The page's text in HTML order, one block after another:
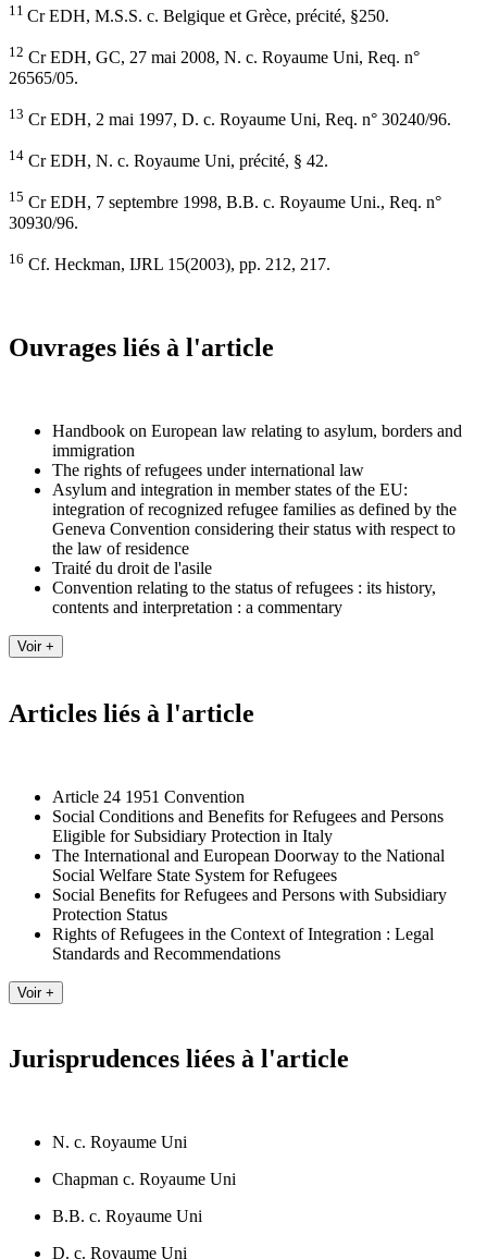
11 Cr EDH, M.S.S. c. Belgique et Grèce, précité, §250.
12 Cr EDH, GC, 27 mai 2008, N. c. Royaume Uni, Req. n°
26565/05.
13 Cr EDH, 2 mai 1997, D. c. Royaume Uni, Req. n° 30240/96.
14 Cr EDH, N. c. Royaume Uni, précité, § 42.
15 Cr EDH, 7 septembre 1998, B.B. c. Royaume Uni., Req. n°
30930/96.
16 Cf. Heckman, IJRL 15(2003), pp. 212, 217.
Ouvrages liés à l'article
Handbook on European law relating to asylum, borders and
immigration
The rights of refugees under international law
Asylum and integration in member states of the EU:
integration of recognized refugee families as defined by the
Geneva Convention considering their status with respect to
the law of residence
Traité du droit de l'asile
Convention relating to the status of refugees : its history,
contents and interpretation : a commentary
Articles liés à l'article
Article 24 1951 Convention
Social Conditions and Benefits for Refugees and Persons
Eligible for Subsidiary Protection in Italy
The International and European Doorway to the National
Social Welfare State System for Refugees
Social Benefits for Refugees and Persons with Subsidiary
Protection Status
Rights of Refugees in the Context of Integration : Legal
Standards and Recommendations
Jurisprudences liées à l'article
N. c. Royaume Uni
Chapman c. Royaume Uni
B.B. c. Royaume Uni
D. c. Royaume Uni